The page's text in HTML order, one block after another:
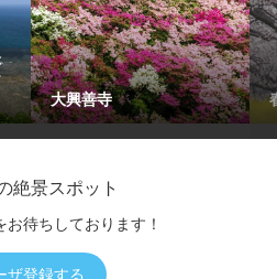
大興善寺
絶景スポット
お待ちしております！
ザ登録する